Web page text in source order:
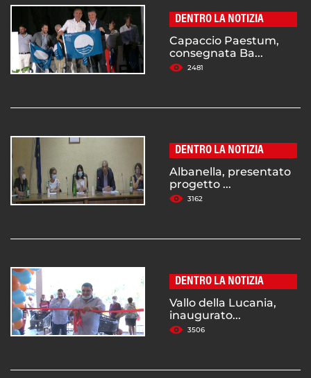
DENTRO LA NOTIZIA
Capaccio Paestum,
consegnata Ba...
2481
DENTRO LA NOTIZIA
Albanella, presentato
progetto ...
3162
DENTRO LA NOTIZIA
Vallo della Lucania,
inaugurato...
3506